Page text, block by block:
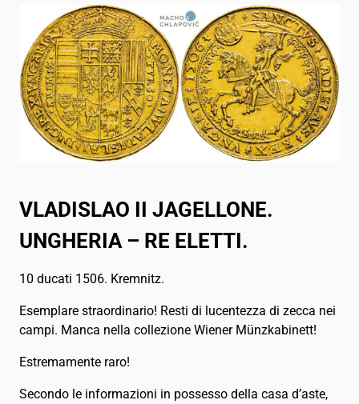
VLADISLAO II JAGELLONE.
UNGHERIA – RE ELETTI.
10 ducati 1506. Kremnitz.
Esemplare straordinario! Resti di lucentezza di zecca nei
campi. Manca nella collezione Wiener Münzkabinett!
Estremamente raro!
Secondo le informazioni in possesso della casa d’aste,